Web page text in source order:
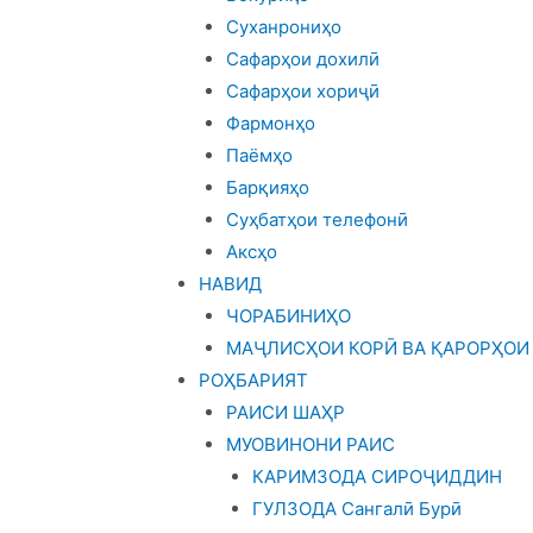
Суханрониҳо
Сафарҳои дохилӣ
Сафарҳои хориҷӣ
Фармонҳо
Паёмҳо
Барқияҳо
Суҳбатҳои телефонӣ
Аксҳо
НАВИД
ЧОРАБИНИҲО
МАҶЛИСҲОИ КОРӢ ВА
РОҲБАРИЯТ
РАИСИ ШАҲР
МУОВИНОНИ РАИС
КАРИМЗОДА СИРОҶИДДИН
ГУЛЗОДА Сангалӣ Бурӣ